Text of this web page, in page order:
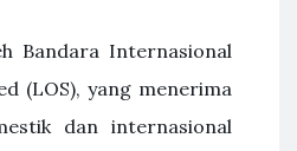
Bandara Internasional
(LOS), yang menerima
dan internasional